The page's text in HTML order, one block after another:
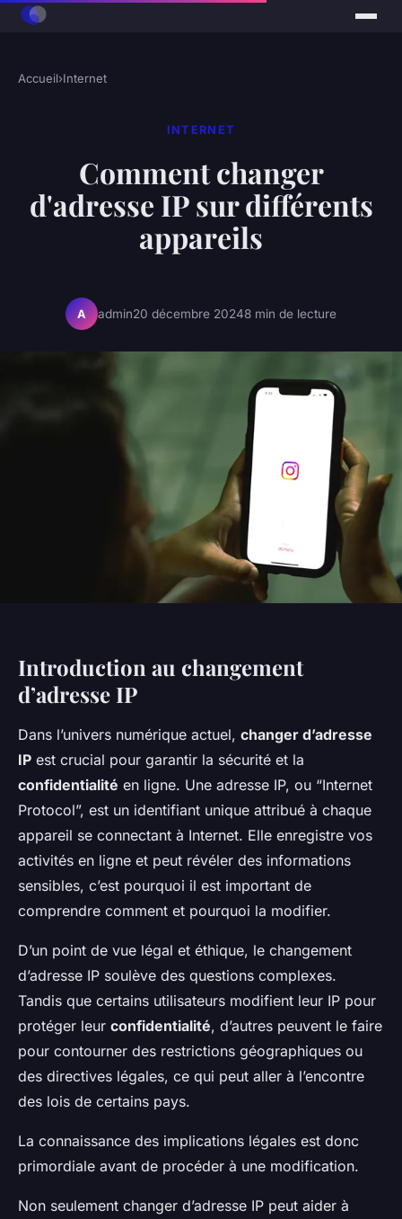
Accueil›Internet
INTERNET
Comment changer
d'adresse IP sur différents
appareils
A admin20 décembre 20248 min de lecture
Introduction au changement
d’adresse IP
Dans l’univers numérique actuel, changer d’adresse
IP est crucial pour garantir la sécurité et la
confidentialité en ligne. Une adresse IP, ou “Internet
Protocol”, est un identifiant unique attribué à chaque
appareil se connectant à Internet. Elle enregistre vos
activités en ligne et peut révéler des informations
sensibles, c’est pourquoi il est important de
comprendre comment et pourquoi la modifier.
D’un point de vue légal et éthique, le changement
d’adresse IP soulève des questions complexes.
Tandis que certains utilisateurs modifient leur IP pour
protéger leur confidentialité, d’autres peuvent le faire
pour contourner des restrictions géographiques ou
des directives légales, ce qui peut aller à l’encontre
des lois de certains pays.
La connaissance des implications légales est donc
primordiale avant de procéder à une modification.
Non seulement changer d’adresse IP peut aider à